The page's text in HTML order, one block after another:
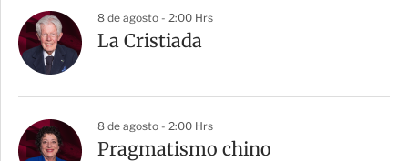
8 de agosto - 2:00 Hrs
La Cristiada
8 de agosto - 2:00 Hrs
Pragmatismo chino